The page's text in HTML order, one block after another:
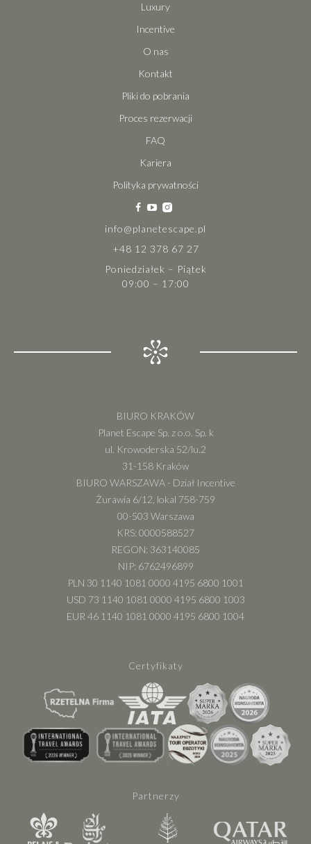
Luxury
Incentive
O nas
Kontakt
Pliki do pobrania
Proces rezerwacji
FAQ
Kariera
Polityka prywatności
info@planetescape.pl
+48 12 378 67 27
Poniedziałek – Piątek
09:00 – 17:00
BIURO KRAKÓW
Planet Escape Sp. z o.o. Sp. k
ul. Krowoderska 52/lu.2
31-158 Kraków
BIURO WARSZAWA - Dział Incentive
Żurawia 6/12, lokal 758-759
00-503 Warszawa
KRS: 0000588527
REGON: 363140085
NIP: 6762496899
PLN 30 1140 1081 0000 4195 6800 1001
USD 73 1140 1081 0000 4195 6800 1003
EUR 46 1140 1081 0000 4195 6800 1004
Certyfikaty
Partnerzy